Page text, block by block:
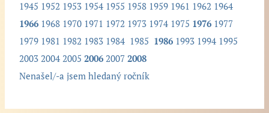
1945 1952 1953 1954 1955 1958 1959 1961 1962 1964
1966 1968 1970 1971 1972 1973 1974 1975 1976 1977
1979 1981 1982 1983 1984 1985 1986 1993 1994 1995
2003 2004 2005 2006 2007 2008
Nenašel/-a jsem hledaný ročník